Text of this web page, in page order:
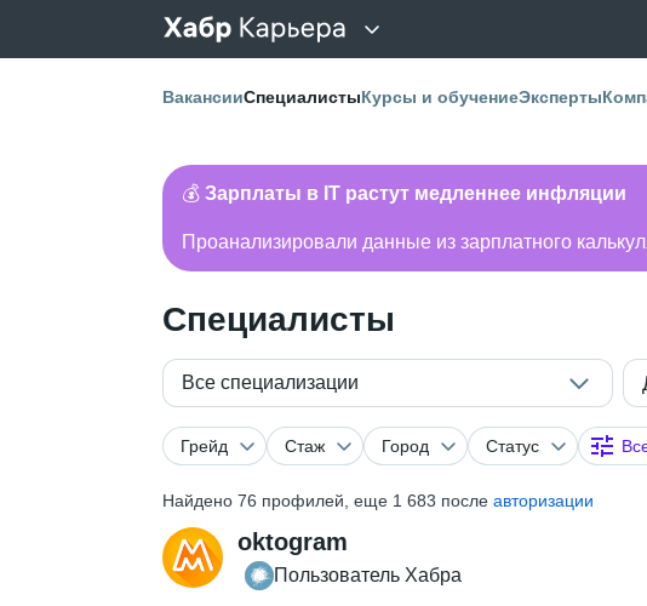
ВакансииСпециалистыКурсы и обучениеЭксперты
💰 Зарплаты в IT растут медленнее инфляции
Проанализировали данные из зарплатного
Специалисты
Все специализации
Грейд Стаж Город Статус
Найдено 76 профилей, еще 1 683 после авторизации
oktogram
Пользователь Хабра